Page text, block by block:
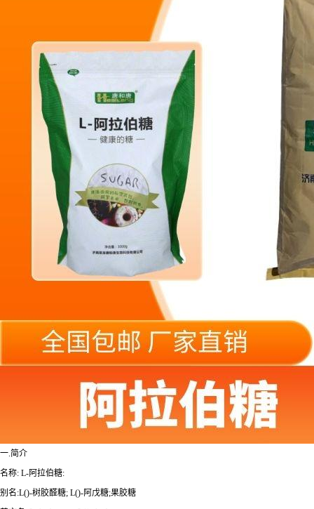
一.简介
名称: L-阿拉伯糖:
别名:L()-树胶醛糖; L()-阿戊糖;果胶糖